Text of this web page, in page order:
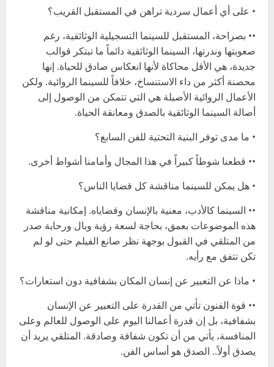
• على أي أعمال سردية تراهن في المستقبل القريب؟
•• بصراحة، المستقبل للسينما التسجيلية الوثائقية، رغم
صعوبتها وندرتها، السينما الوثائقية دائماً ما تبتكر قوالب
جديدة، هي الأقل محاكاة لأنها انعكاس صادق للحياة. إنها
محصنة أكثر من داء الاستنساخ، خلافاً للسينما الروائية. ولكن
الأعمال الروائية الأصيلة هي التي تتمكن من الوصول إلى
أصالة السينما الوثائقية بالصدق ومعانقة الحياة.
• ما مدى توفر البنية التحتية للفن السابع؟
•• قطعنا شوطاً كبيراً في هذا المجال وأمامنا أشواط أخرى.
• هل يمكن للسينما مناقشة كل قضايا الناس؟
•• السينما كالأدب، معنية بالإنسان وقضاياه. إمكانية مناقشة
هذه الموضوعات بعمق، بحاجة لسعة رؤية وبال ورحابة صدر
من المتلقي في القبول بوجهة نظر صانع الفيلم حتى لو لم
تكن تتفق مع رأيه.
• ماذا عن التعبير عن إنسان المكان بشفافية دون استعارات؟
•• قوة الفنون تأتي من القدرة على التعبير عن الإنسان
بشفافية، بل إن قدرة أعمالنا اليوم على الوصول للعالم وعلى
المنافسة، يأتي من أن تكون شفافة وصادقة. المتلقي يريد أن
يصدق أولاً.. الصدق هو أساس الفن.